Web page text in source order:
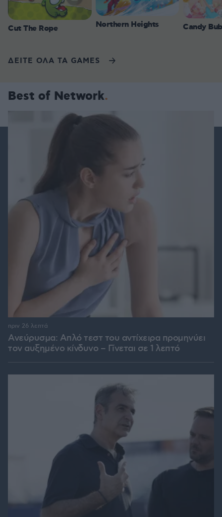
Cut The Rope Northern Heights Candy
ΔΕΙΤΕ ΟΛΑ ΤΑ GAMES
Best of Network
Ανεύρυσμα: Απλό τεστ του αντίχειρα προμηνύει
τον αυξημένο κίνδυνο – Γίνεται σε 1 λεπτό
πριν 26 λεπτά